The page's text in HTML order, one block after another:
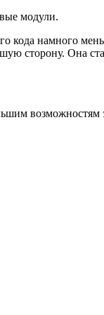
модули.
кода намного
сторону. Она